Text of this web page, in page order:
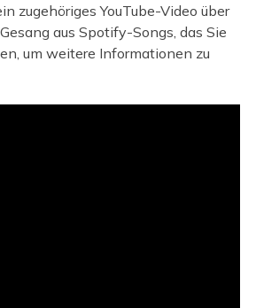
zugehöriges YouTube-Video über
aus Spotify-Songs, das Sie
um weitere Informationen zu